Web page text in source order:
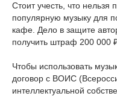
Стоит учесть, что нельзя
популярную музыку для
кафе. Дело в защите
получить штраф 200 000
Чтобы использовать
договор с ВОИС
интеллектуальной